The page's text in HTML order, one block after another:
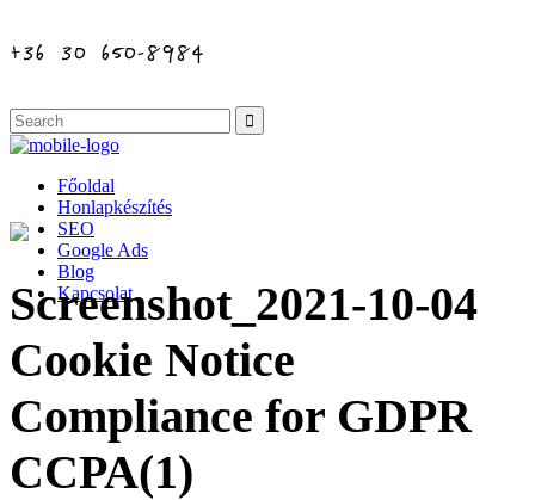
+36 30 650-8984
Főoldal
Honlapkészítés
SEO
Google Ads
Blog
Kapcsolat
Screenshot_2021-10-04
Cookie Notice
Compliance for GDPR
CCPA(1)